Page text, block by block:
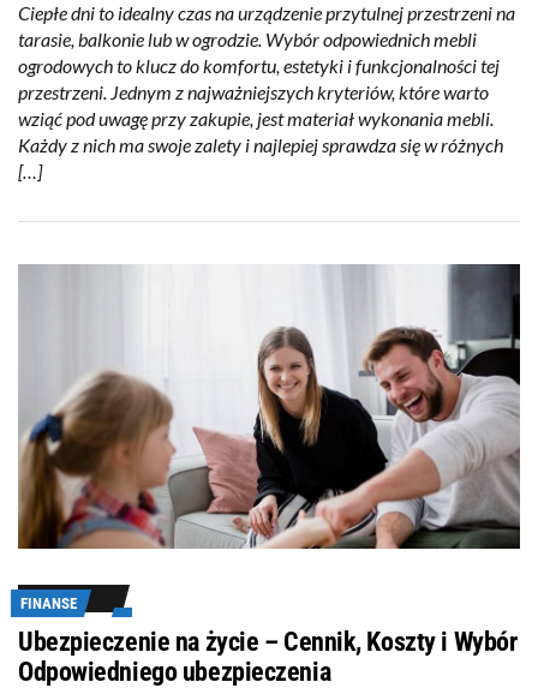
Ciepłe dni to idealny czas na urządzenie przytulnej przestrzeni na
tarasie, balkonie lub w ogrodzie. Wybór odpowiednich mebli
ogrodowych to klucz do komfortu, estetyki i funkcjonalności tej
przestrzeni. Jednym z najważniejszych kryteriów, które warto
wziąć pod uwagę przy zakupie, jest materiał wykonania mebli.
Każdy z nich ma swoje zalety i najlepiej sprawdza się w różnych
[…]
FINANSE
Ubezpieczenie na życie – Cennik, Koszty i Wybór
Odpowiedniego ubezpieczenia